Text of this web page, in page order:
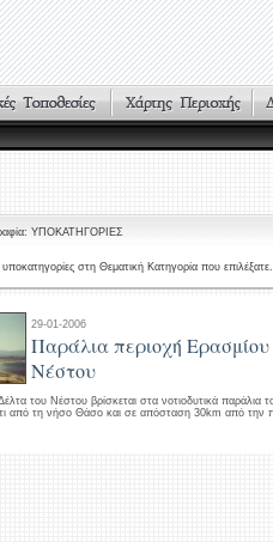
ΥΠΟΚΑΤΗΓΟΡΙΕΣ
στη Θεματική Κατηγορία που επιλέξατε.
29-01-2006
Παράλια περιοχή
Νέστου
του Νέστου βρίσκεται στα νοτιοδυτικά παράλια
από τη νήσο Θάσο και σε απόσταση 30km από την